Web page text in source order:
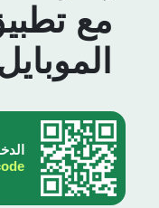
الموبايل
الدخول
QR code